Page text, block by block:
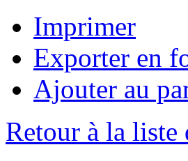
Imprimer
Exporter en
Ajouter au
Retour à la liste